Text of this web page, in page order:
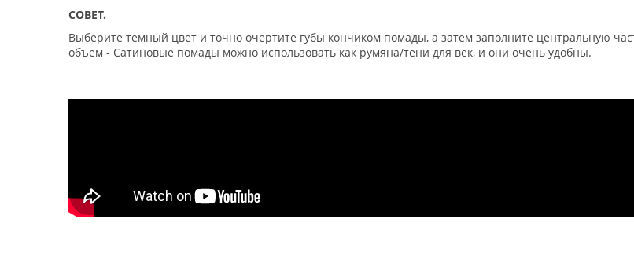
СОВЕТ.
Выберите темный цвет и точно очертите губы кончиком помады, а затем заполните центральную
объем - Сатиновые помады можно использовать как румяна/тени для век, и они очень удобны.